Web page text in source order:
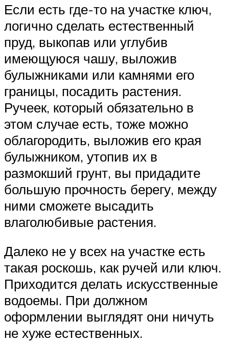
Если есть где-то на участке ключ,
логично сделать естественный
пруд, выкопав или углубив
имеющуюся чашу, выложив
булыжниками или камнями его
границы, посадить растения.
Ручеек, который обязательно в
этом случае есть, тоже можно
облагородить, выложив его края
булыжником, утопив их в
размокший грунт, вы придадите
большую прочность берегу, между
ними сможете высадить
влаголюбивые растения.
Далеко не у всех на участке есть
такая роскошь, как ручей или ключ.
Приходится делать искусственные
водоемы. При должном
оформлении выглядят они ничуть
не хуже естественных.